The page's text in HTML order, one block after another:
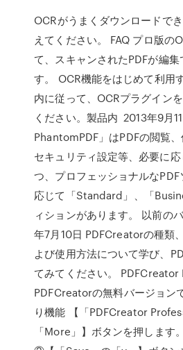
OCRがうまくダウンロードで
えてください。 FAQ プロ版の
て、スキャンされたPDFが編
す。 OCR機能をはじめて利用
内に従って、OCRプラグイン
ください。製品内 2013年9月
PhantomPDF」はPDFの閲覧
セキュリティ設定等、必要に
つ、プロフェッショナルな
応じて「Standard」、「
ィションがあります。 以前の
年7月10日 PDFCreatorの種類
よび使用方法について学び、
てみてください。 PDFCreator
PDFCreatorの無料バージョン
り機能 【「PDFCreator
「More」】ボタンを押します